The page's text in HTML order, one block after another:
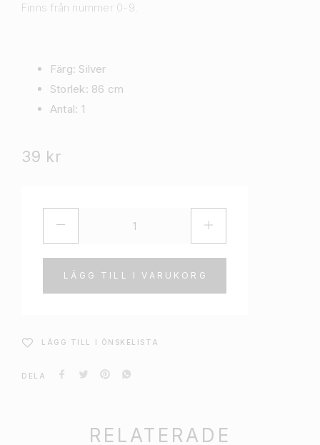
Finns från nummer 0-9.
Färg: Silver
Storlek: 86 cm
Antal: 1
39 kr
LÄGG TILL I VARUKORG
LÄGG TILL I ÖNSKELISTA
DELA
RELATERADE